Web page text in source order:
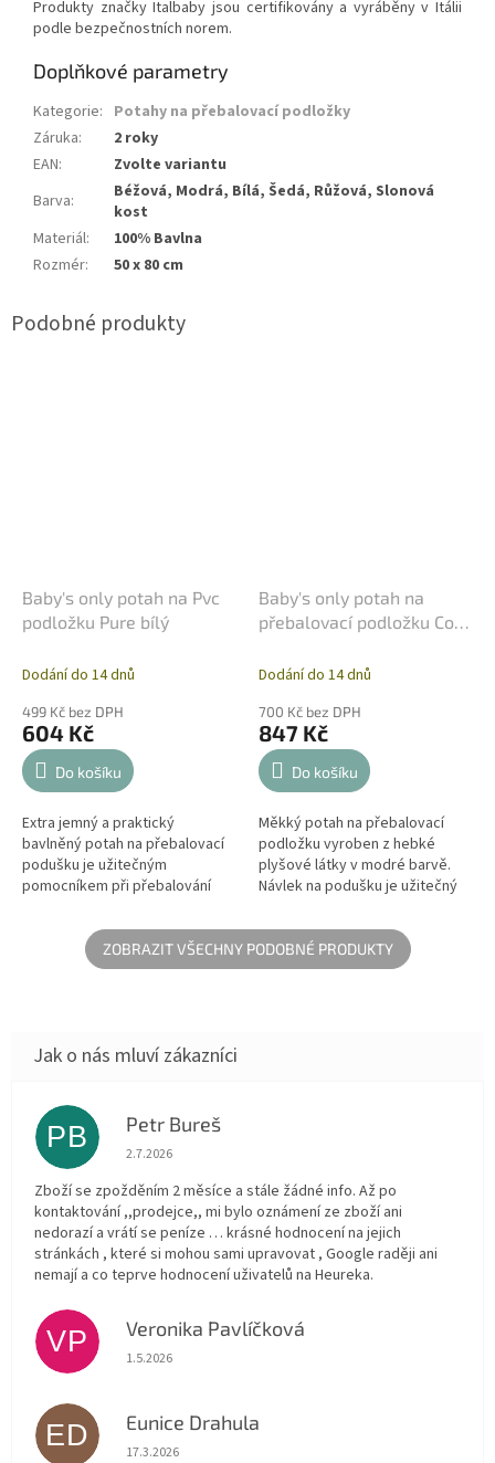
Produkty značky Italbaby jsou certifikovány a vyráběny v Itálii
podle bezpečnostních norem.
Doplňkové parametry
Kategorie: Potahy na přebalovací podložky
Záruka:
2 roky
EAN:
Zvolte variantu
Barva:
Béžová, Modrá, Bílá, Šedá, Růžová, Slonová
kost
Materiál:
100% Bavlna
Rozmér: 50 x 80 cm
Baby's only potah na Pvc
podložku Pure bílý
Dodání do 14 dnů
499 Kč bez DPH
604 Kč
Do košíku
Extra jemný a praktický
bavlněný potah na přebalovací
podušku je užitečným
pomocníkem při přebalování
Baby's only potah na
přebalovací podložku Cozy
Dodání do 14 dnů
700 Kč bez DPH
847 Kč
Do košíku
Měkký potah na přebalovací
podložku vyroben z hebké
plyšové látky v modré barvě.
Návlek na podušku je užitečný
přebalování nebo koupání
miminka a...
ZOBRAZIT VŠECHNY PODOBNÉ PRODUKTY
PB Petr Bureš
Hodnocení obchodu je 1 z 5 hvězdiček.
2.7.2026
Zboží se zpožděním 2 měsíce a stále žádné info. Až po
kontaktování ,,prodejce,, mi bylo oznámení ze zboží ani
nedorazí a vrátí se peníze … krásné hodnocení na jejich
stránkách , které si mohou sami upravovat , Google raději ani
nemají a co teprve hodnocení uživatelů na Heureka.
VP Veronika Pavlíčková
Hodnocení obchodu je 5 z 5 hvězdiček.
1.5.2026
ED Eunice Drahula
Hodnocení obchodu je 5 z 5 hvězdiček.
17.3.2026